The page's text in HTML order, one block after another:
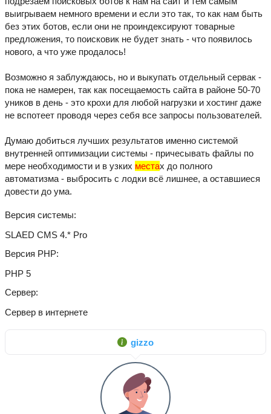
выигрываем немного времени и если это так, то как нам быть
без этих ботов, если они не проиндексируют товарные
предложения, то поисковик не будет знать - что появилось
нового, а что уже продалось!
Возможно я заблуждаюсь, но и выкупать отдельный сервак -
пока не намерен, так как посещаемость сайта в районе 50-70
уников в день - это крохи для любой нагрузки и хостинг даже
не вспотеет проводя через себя все запросы пользователей.
Думаю добиться лучших результатов именно системой
внутренней оптимизации системы - причесывать файлы по
мере необходимости и в узких местах до полного
автоматизма - выбросить с лодки всё лишнее, а оставшиеся
довести до ума.
Версия системы
SLAED CMS 4.* Pro
Версия PHP
PHP 5
Сервер
Сервер в интернете
gizzo